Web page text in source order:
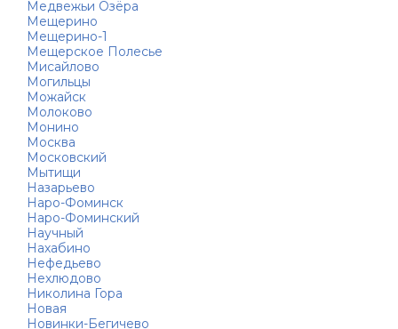
Медвежьи Озёра
Мещерино
Мещерино-1
Мещерское Полесье
Мисайлово
Могильцы
Можайск
Молоково
Монино
Москва
Московский
Мытищи
Назарьево
Наро-Фоминск
Наро-Фоминский
Научный
Нахабино
Нефедьево
Нехлюдово
Николина Гора
Новая
Новинки-Бегичево